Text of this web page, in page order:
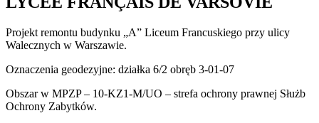
Projekt remontu budynku „A” Liceum Francuskiego przy ulicy
Walecznych w Warszawie.
Oznaczenia geodezyjne: działka 6/2 obręb 3-01-07
Obszar w MPZP – 10-KZ1-M/UO – strefa ochrony prawnej Służb
Ochrony Zabytków.